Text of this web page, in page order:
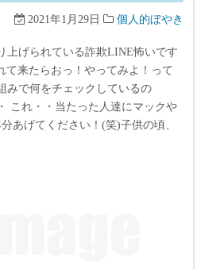
2021年1月29日 個人的ぼやき
上げられている詐欺LINE怖いです
て来たらおっ！やってみよ！って
みで何をチェックしているの
これ・・当たった人達にマックや
あげてください！(笑)子供の頃、